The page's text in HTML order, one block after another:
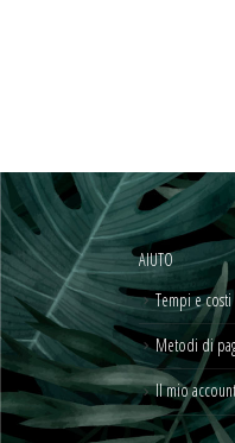
AIUTO
Tempi e
Metodi di
Il mio account